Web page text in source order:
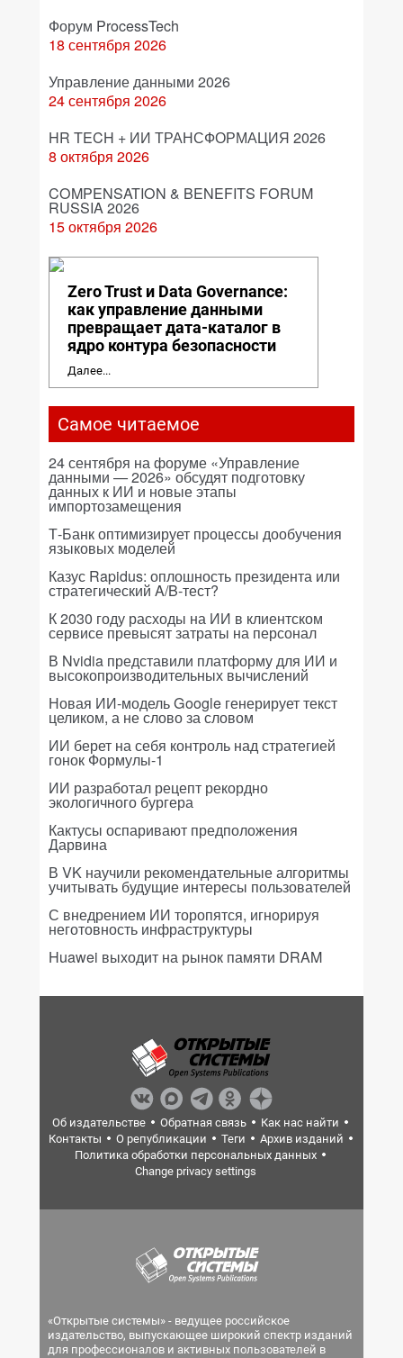
Форум ProcessTech
18 сентября 2026
Управление данными 2026
24 сентября 2026
HR TECH + ИИ ТРАНСФОРМАЦИЯ 2026
8 октября 2026
COMPENSATION & BENEFITS FORUM
RUSSIA 2026
15 октября 2026
Zero Trust и Data Governance:
как управление данными
превращает дата-каталог в
ядро контура безопасности
Далее...
Самое читаемое
24 сентября на форуме «Управление
данными — 2026» обсудят подготовку
данных к ИИ и новые этапы
импортозамещения
Т-Банк оптимизирует процессы дообучения
языковых моделей
Казус Rapidus: оплошность президента или
стратегический A/B-тест?
К 2030 году расходы на ИИ в клиентском
сервисе превысят затраты на персонал
В Nvidia представили платформу для ИИ и
высокопроизводительных вычислений
Новая ИИ-модель Google генерирует текст
целиком, а не слово за словом
ИИ берет на себя контроль над стратегией
гонок Формулы-1
ИИ разработал рецепт рекордно
экологичного бургера
Кактусы оспаривают предположения
Дарвина
В VK научили рекомендательные алгоритмы
учитывать будущие интересы пользователей
С внедрением ИИ торопятся, игнорируя
неготовность инфраструктуры
Huawei выходит на рынок памяти DRAM
Об издательстве Обратная связь
Как нас найти
Контакты
О републикации Теги
Архив изданий
Политика обработки персональных данных
Change privacy settings
«Открытые системы» - ведущее российское
издательство, выпускающее широкий спектр изданий
для профессионалов и активных пользователей в